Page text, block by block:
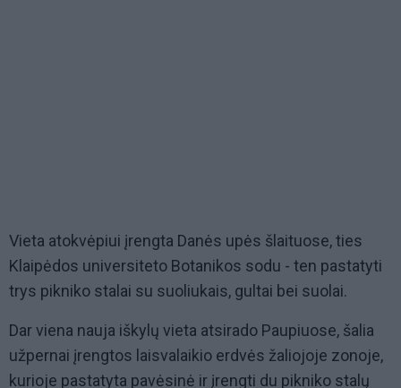
Vieta atokvėpiui įrengta Danės upės šlaituose, ties
Klaipėdos universiteto Botanikos sodu - ten pastatyti
trys pikniko stalai su suoliukais, gultai bei suolai.
Dar viena nauja iškylų vieta atsirado Paupiuose, šalia
užpernai įrengtos laisvalaikio erdvės žaliojoje zonoje,
kurioje pastatyta pavėsinė ir įrengti du pikniko stalų